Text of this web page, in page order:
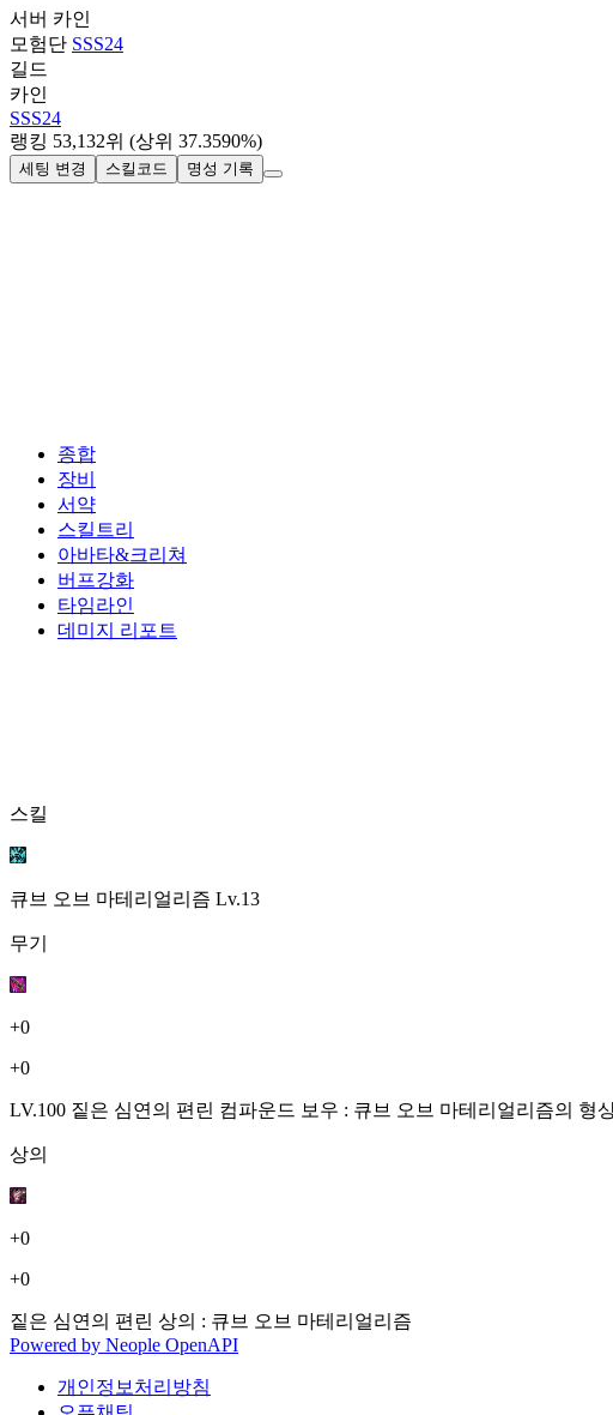
서버 카인
모험단 SSS24
길드
카인
SSS24
랭킹 53,132위 (상위 37.3590%)
세팅 변경 스킬코드 명성 기록
종합
장비
서약
스킬트리
아바타&크리쳐
버프강화
타임라인
데미지 리포트
스킬
큐브 오브 마테리얼리즘 Lv.13
무기
+0
+0
LV.100 짙은 심연의 편린 컴파운드 보우 : 큐브 오브 마테리얼리즘의 형
상의
+0
+0
짙은 심연의 편린 상의 : 큐브 오브 마테리얼리즘
Powered by Neople OpenAPI
개인정보처리방침